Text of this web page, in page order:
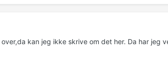
kan jeg ikke skrive om det her. Da har jeg